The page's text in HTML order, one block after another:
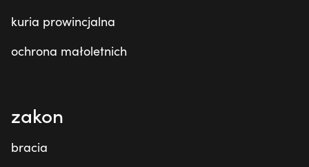
kuria prowincjalna
ochrona małoletnich
zakon
bracia